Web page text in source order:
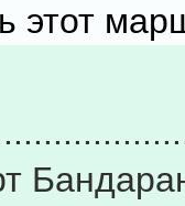
этот